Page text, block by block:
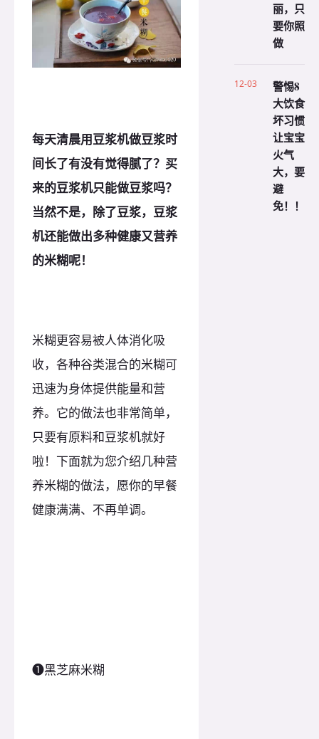
每天清晨用豆浆机做豆浆时
间长了有没有觉得腻了？买
来的豆浆机只能做豆浆吗？
当然不是，除了豆浆，豆浆
机还能做出多种健康又营养
的米糊呢！
米糊更容易被人体消化吸
收，各种谷类混合的米糊可
迅速为身体提供能量和营
养。它的做法也非常简单，
只要有原料和豆浆机就好
啦！下面就为您介绍几种营
养米糊的做法，愿你的早餐
健康满满、不再单调。
❶黑芝麻米糊
丽，只
要你照
做
12-03
警惕8
大饮食
坏习惯
让宝宝
火气
大，要
避
免！！